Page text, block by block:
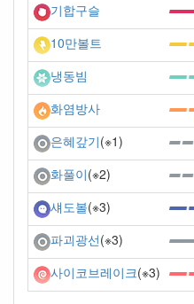
기합구슬
10만볼트
냉동빔
화염방사
은혜갚기(※1)
화풀이(※2)
섀도볼(※3)
파괴광선(※3)
사이코브레이크(※3)